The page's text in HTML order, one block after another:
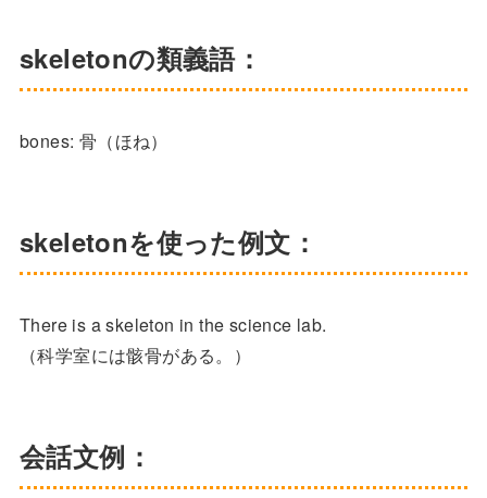
skeletonの類義語：
bones: 骨（ほね）
skeletonを使った例文：
There is a skeleton in the science lab.
（科学室には骸骨がある。）
会話文例：